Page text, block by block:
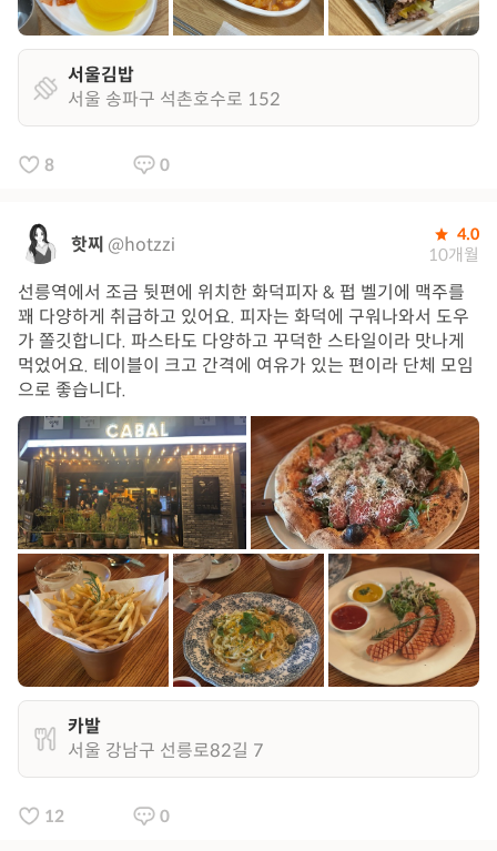
서울김밥
서울 송파구 석촌호수로 152
8 0
핫찌 @hotzzi 4.0
10개월
선릉역에서 조금 뒷편에 위치한 화덕피자 & 펍 벨기에 맥주를
꽤 다양하게 취급하고 있어요. 피자는 화덕에 구워나와서 도우
가 쫄깃합니다. 파스타도 다양하고 꾸덕한 스타일이라 맛나게
먹었어요. 테이블이 크고 간격에 여유가 있는 편이라 단체 모임
으로 좋습니다.
카발
서울 강남구 선릉로82길 7
12 0